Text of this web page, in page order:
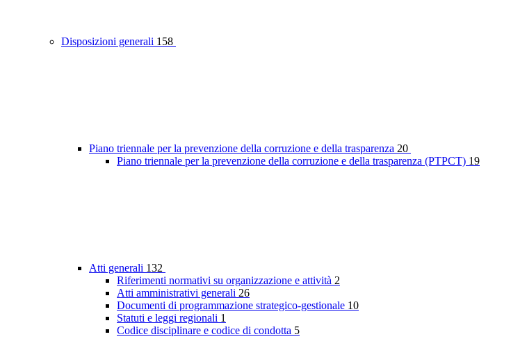
Disposizioni generali 158
Piano triennale per la prevenzione della corruzione e della trasparenza 20
Piano triennale per la prevenzione della corruzione e della trasparenza (PTPCT) 19
Atti generali 132
Riferimenti normativi su organizzazione e attività 2
Atti amministrativi generali 26
Documenti di programmazione strategico-gestionale 10
Statuti e leggi regionali 1
Codice disciplinare e codice di condotta 5